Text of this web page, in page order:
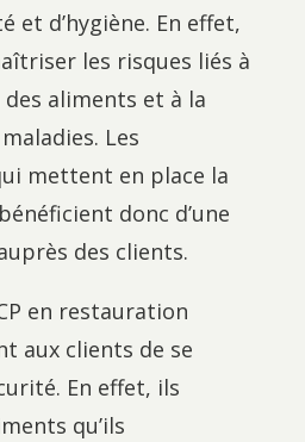
et d’hygiène. En effet,
les risques liés à
aliments et à la
Les
mettent en place la
donc d’une
des clients.
en restauration
aux clients de se
En effet, ils
qu’ils